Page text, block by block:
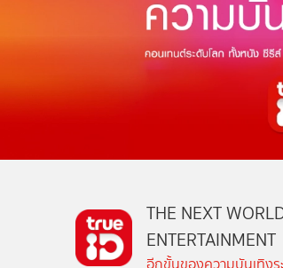
THE NEXT
ENTERTAINMENT